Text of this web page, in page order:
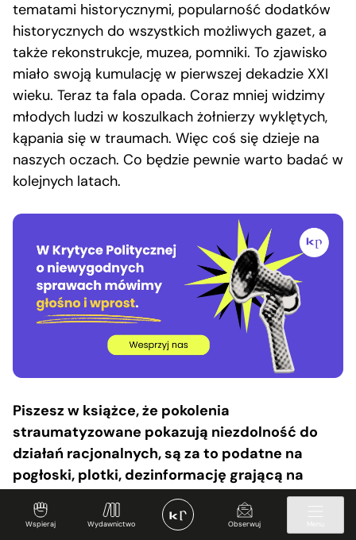
Wspieraj Wydawnictwo Obserwuj
tematami historycznymi, popularność dodatków
historycznych do wszystkich możliwych gazet, a
także rekonstrukcje, muzea, pomniki. To zjawisko
miało swoją kumulację w pierwszej dekadzie XXI
wieku. Teraz ta fala opada. Coraz mniej widzimy
młodych ludzi w koszulkach żołnierzy wyklętych,
kąpania się w traumach. Więc coś się dzieje na
naszych oczach. Co będzie pewnie warto badać w
kolejnych latach.
Piszesz w książce, że pokolenia
straumatyzowane pokazują niezdolność do
działań racjonalnych, są za to podatne na
pogłoski, plotki, dezinformację grającą na
lękach, co może prowadzić do zachowań
agresywnych, nawet do pogromów.